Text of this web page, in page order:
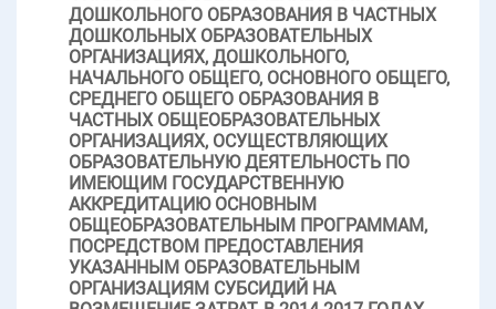
ДОШКОЛЬНОГО ОБРАЗОВАНИЯ В ЧАСТНЫХ
ДОШКОЛЬНЫХ ОБРАЗОВАТЕЛЬНЫХ
ОРГАНИЗАЦИЯХ, ДОШКОЛЬНОГО,
НАЧАЛЬНОГО ОБЩЕГО, ОСНОВНОГО ОБЩЕГО,
СРЕДНЕГО ОБЩЕГО ОБРАЗОВАНИЯ В
ЧАСТНЫХ ОБЩЕОБРАЗОВАТЕЛЬНЫХ
ОРГАНИЗАЦИЯХ, ОСУЩЕСТВЛЯЮЩИХ
ОБРАЗОВАТЕЛЬНУЮ ДЕЯТЕЛЬНОСТЬ ПО
ИМЕЮЩИМ ГОСУДАРСТВЕННУЮ
АККРЕДИТАЦИЮ ОСНОВНЫМ
ОБЩЕОБРАЗОВАТЕЛЬНЫМ ПРОГРАММАМ,
ПОСРЕДСТВОМ ПРЕДОСТАВЛЕНИЯ
УКАЗАННЫМ ОБРАЗОВАТЕЛЬНЫМ
ОРГАНИЗАЦИЯМ СУБСИДИЙ НА